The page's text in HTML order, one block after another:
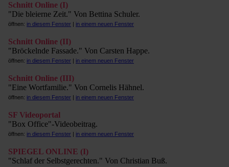
Schnitt Online (I)
"Die bleierne Zeit." Von Bettina Schuler.
öffnen: in diesem Fenster | in einem neuen Fenster
Schnitt Online (II)
"Bröckelnde Fassade." Von Carsten Happe.
öffnen: in diesem Fenster | in einem neuen Fenster
Schnitt Online (III)
"Eine Wortfamilie." Von Cornelis Hähnel.
öffnen: in diesem Fenster | in einem neuen Fenster
SF Videoportal
"Box Office"-Videobeitrag.
öffnen: in diesem Fenster | in einem neuen Fenster
SPIEGEL ONLINE (I)
"Schlaf der Selbstgerechten." Von Christian Buß.